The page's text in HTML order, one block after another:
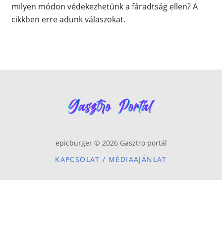
milyen módon védekezhetünk a fáradtság ellen? A
cikkben erre adunk válaszokat.
epicburger © 2026 Gasztro portál
KAPCSOLAT / MÉDIAAJÁNLAT